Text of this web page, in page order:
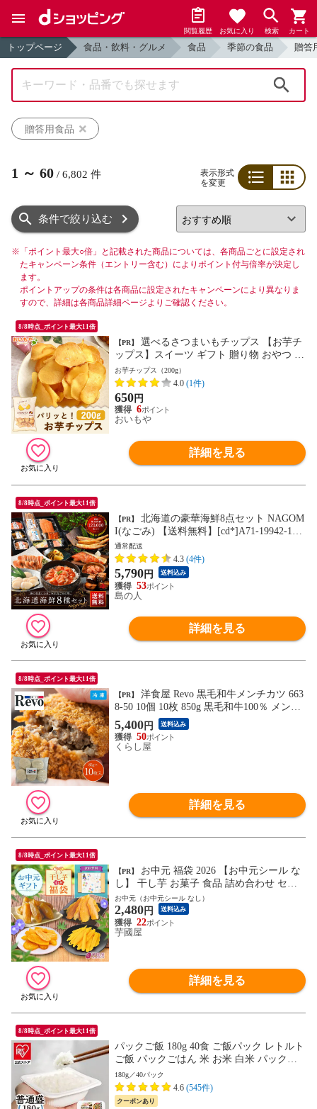
閲覧履歴 お気に入り 検索 カート
トップページ 食品・飲料・グルメ 食品 季節の食品 贈答
贈答用食品
1 ～ 60 / 6,802 件
表示形式
を変更
条件で絞り込む
※ 「ポイント最大○倍」と記載された商品については、各商品ごとに設定され
たキャンペーン条件（エントリー含む）によりポイント付与倍率が決定し
ます。
ポイントアップの条件は各商品に設定されたキャンペーンにより異なりま
すので、詳細は各商品詳細ページよりご確認ください。
8/8時点_ポイント最大11倍
【PR】
ップス】スイーツ ギフト 贈り物 おやつ 自
分買い 誕生日 自然派 かりんとう ※ご指定
日にお届け
お芋チップス（200g）
4.0 (1件)
650円
6
おいもや
詳細を見る
8/8時点_ポイント最大11倍
【PR】
I(なごみ) 【送料無料】[cd*]A71-19942-118
30
通常配送
4.3 (4件)
5,790円 送料込み
53
島の人
詳細を見る
8/8時点_ポイント最大11倍
【PR】
8-50 10個 10枚 850g 黒毛和牛100％ メンチ
カツ 洋食店 名店 レボ お取り寄せ グルメ
おいしい 大阪 大阪グルメ 大阪の味 関西
冷凍 食品 同梱不可
5,400円 送料込み
50
くらし屋
詳細を見る
8/8時点_ポイント最大11倍
【PR】
し】 干し芋 お菓子 食品 詰め合わせ セッ
ト さつまいも 干し芋 安納芋 芋 スイーツ
ほしいも 干しいも 国産 無添加 和菓子 お
菓子詰め合わせ お礼 ギフト お菓子詰め合
わせギフト お菓子セット
お中元（お中元シール なし）
2,480円 送料込み
22
芋國屋
詳細を見る
8/8時点_ポイント最大11倍
パックご飯 180g 40食 ご飯パック レトルト
ご飯 パックごはん 米 お米 白米 パック米
一人暮らし 180g×40P アイリスオーヤマ 低
温製法米 まとめ買い ストック 備蓄 保存食
非常食 [食品]
180g／40パック
4.6 (545件)
クーポンあり